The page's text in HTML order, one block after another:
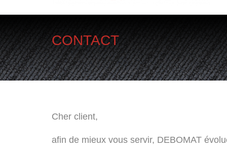
CONTACT
Cher client,
afin de mieux vous servir, DEBOMAT